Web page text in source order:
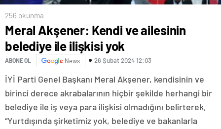
256 okunma
Meral Akşener: Kendi ve ailesinin
belediye ile ilişkisi yok
ABONE OL News 26 Şubat 2024 12:03
İYİ Parti Genel Başkanı Meral Akşener, kendisinin ve
birinci derece akrabalarının hiçbir şekilde herhangi bir
belediye ile iş veya para ilişkisi olmadığını belirterek,
“Yurtdışında şirketimiz yok, belediye ve bakanlarla